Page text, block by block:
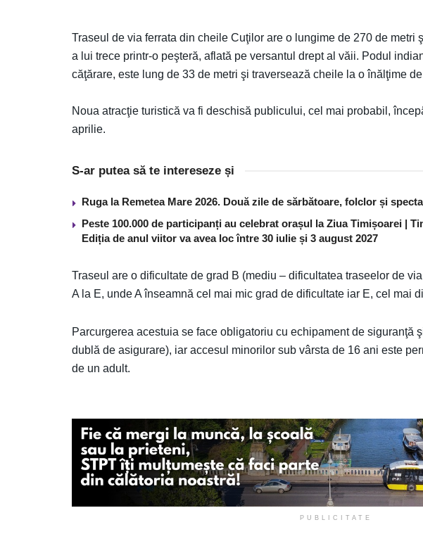
Traseul de via ferrata din cheile Cuţilor are o lungime de 270 de metri
a lui trece printr-o peşteră, aflată pe versantul drept al văii. Podul
căţărare, este lung de 33 de metri şi traversează cheile la o înălţime
Noua atracţie turistică va fi deschisă publicului, cel mai probabil,
aprilie.
S-ar putea să te intereseze și
Ruga la Remetea Mare 2026. Două zile de sărbătoare, folclor și
Peste 100.000 de participanți au celebrat orașul la Ziua Timișoarei |
Ediția de anul viitor va avea loc între 30 iulie și 3 august 2027
Traseul are o dificultate de grad B (mediu – dificultatea traseelor de
A la E, unde A înseamnă cel mai mic grad de dificultate iar E, cel mai
Parcurgerea acestuia se face obligatoriu cu echipament de siguranţă
dublă de asigurare), iar accesul minorilor sub vârsta de 16 ani este
de un adult.
PUBLICITATE